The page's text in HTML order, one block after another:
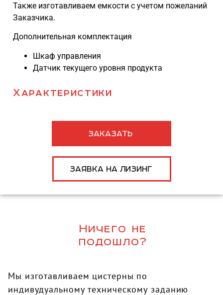
Также изготавливаем емкости с учетом пожеланий
Заказчика.
Дополнительная комплектация
Шкаф управления
Датчик текущего уровня продукта
Характеристики
ЗАКАЗАТЬ
ЗАЯВКА НА ЛИЗИНГ
Ничего не
подошло?
Мы изготавливаем цистерны по
индивудуальному техническому заданию